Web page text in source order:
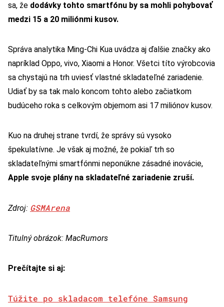
sa, že dodávky tohto smartfónu by sa mohli pohybovať
medzi 15 a 20 miliónmi kusov.
Správa analytika Ming-Chi Kua uvádza aj ďalšie značky ako
napríklad Oppo, vivo, Xiaomi a Honor. Všetci títo výrobcovia
sa chystajú na trh uviesť vlastné skladateľné zariadenie.
Udiať by sa tak malo koncom tohto alebo začiatkom
budúceho roka s celkovým objemom asi 17 miliónov kusov.
Kuo na druhej strane tvrdí, že správy sú vysoko
špekulatívne. Je však aj možné, že pokiaľ trh so
skladateľnými smartfónmi neponúkne zásadné inovácie,
Apple svoje plány na skladateľné zariadenie zruší.
Zdroj: GSMArena
Titulný obrázok: MacRumors
Prečítajte si aj:
Túžite po skladacom telefóne Samsung